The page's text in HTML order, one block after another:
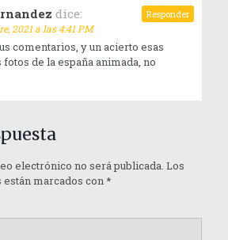
dice:
2021 a las 4:41 PM
comentarios, y un acierto esas
de la españa animada, no
Responder
electrónico no será publicada. Los
marcados con*